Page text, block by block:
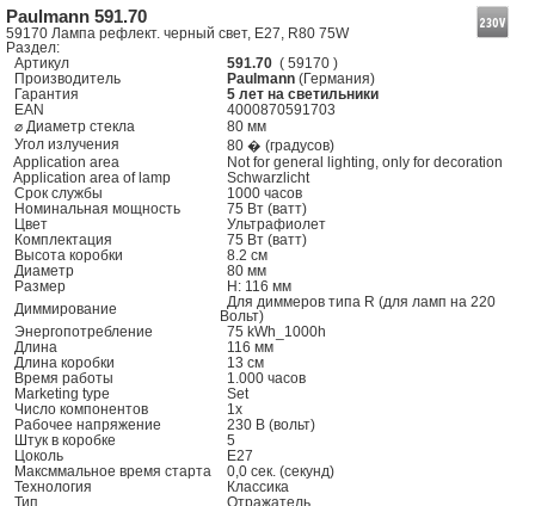
Paulmann 591.70
59170 Лампа рефлект. черный свет, E27, R80 75W
Раздел:
Артикул
591.70 ( 59170 )
Производитель
Paulmann (Германия)
Гарантия
5 лет на светильники
EAN
4000870591703
⌀ Диаметр стекла
80 мм
Угол излучения
80 � (градусов)
Application area
Not for general lighting, only for decoration
Application area of lamp
Schwarzlicht
Срок службы
1000 часов
Номинальная мощность
75 Вт (ватт)
Цвет
Ультрафиолет
Комплектация
75 Вт (ватт)
Высота коробки
8.2 см
Диаметр
80 мм
Размер
H: 116 мм
Диммирование
Для диммеров типа R (для ламп на 220
Вольт)
Энергопотребление
75 kWh_1000h
Длина
116 мм
Длина коробки
13 см
Время работы
1.000 часов
Marketing type
Set
Число компонентов
1x
Рабочее напряжение
230 В (вольт)
Штук в коробке
5
Цоколь
E27
Максммальное время старта
0,0 сек. (секунд)
Технология
Классика
Тип
Отражатель